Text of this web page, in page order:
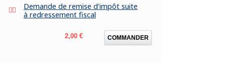
Demande de remise d'impôt suite
à redressement fiscal
Prix
2,00 € COMMANDER